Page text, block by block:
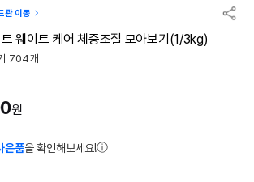
관 이동
웨이트 케어 체중조절 모아보기(1/3kg)
704개
원
은품을 확인해보세요!